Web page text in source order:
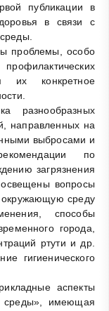
публикации в
в связи с
проблемы, особо
их конкретное
разнообразных
направленных на
выбросами и
по
загрязнения
вопросы
окружающую среду
способы
города,
ртути и др.
гигиенического
аспекты
среды», имеющая